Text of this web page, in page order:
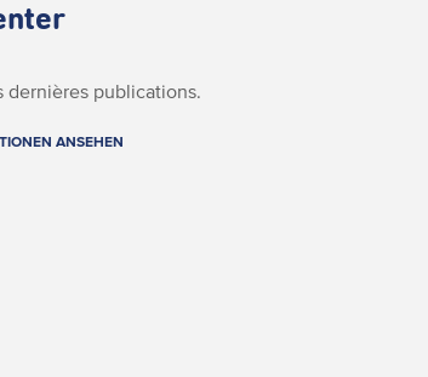
dernières publications.
ANSEHEN